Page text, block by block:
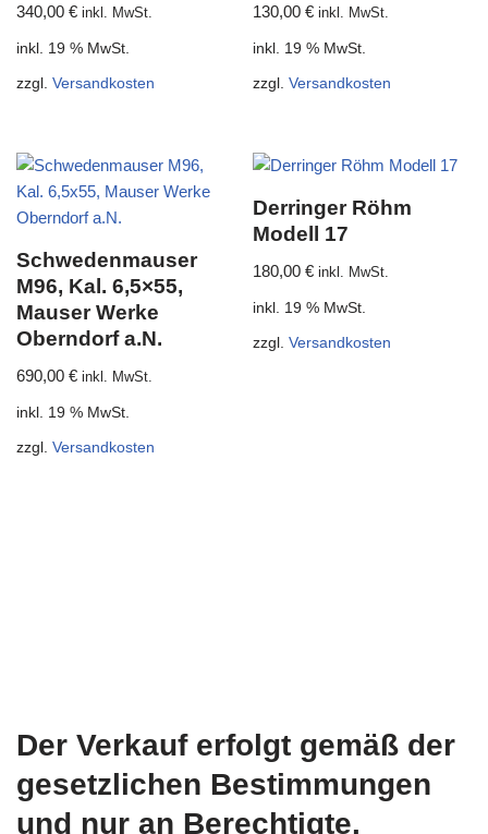
340,00 € inkl. MwSt.
inkl. 19 % MwSt.
zzgl. Versandkosten
130,00€ inkl. MwSt.
inkl. 19 % MwSt.
zzgl.Versandkosten
Schwedenmauser
M96, Kal. 6,5×55,
Mauser Werke
Oberndorf a.N.
690,00 € inkl. MwSt.
inkl. 19 % MwSt.
zzgl. Versandkosten
Derringer Röhm
Modell 17
180,00€ inkl. MwSt.
inkl. 19 % MwSt.
zzgl.Versandkosten
Der Verkauf erfolgt gemäß der
gesetzlichen Bestimmungen
und nur an Berechtigte.